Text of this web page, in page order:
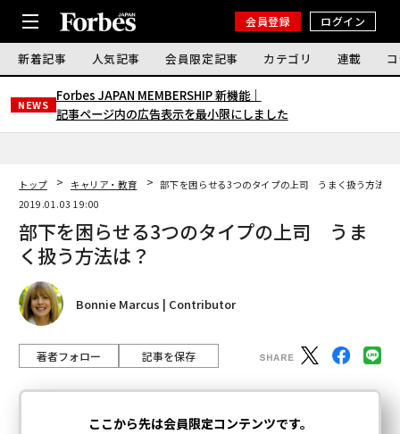
会員登録 ログイン
新着記事 人気記事 会員限定記事 カテゴリ 連載
NEWS
Forbes JAPAN MEMBERSHIP 新機能｜
記事ページ内の広告表示を最小限にしました
トップ キャリア・教育
部下を困らせる3つのタイプの上司 うまく扱う方法は
2019.01.03 19:00
部下を困らせる3つのタイプの上司 うま
く扱う方法は？
Bonnie Marcus | Contributor
著者フォロー 記事を保存